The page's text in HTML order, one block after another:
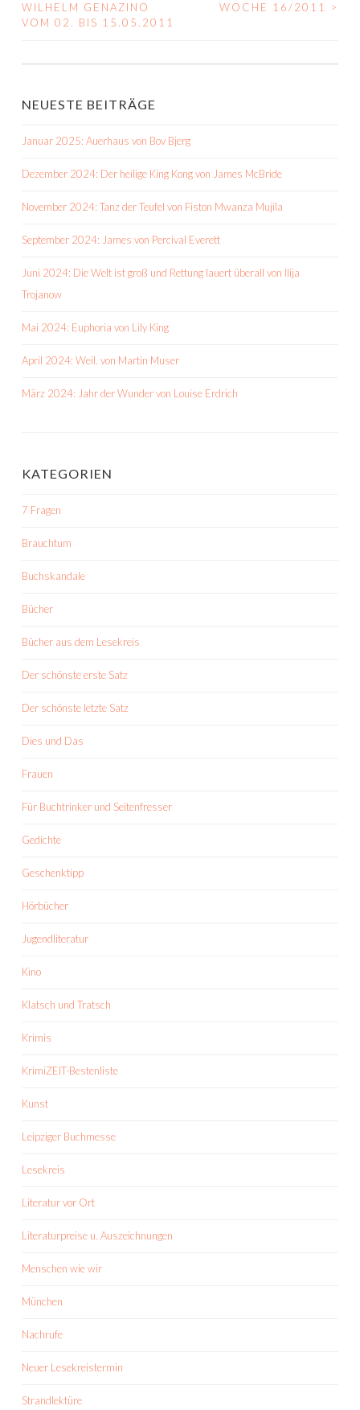
NAVIGATION
WILHELM GENAZINO
VOM 02. BIS 15.05.2011
WOCHE 16/2011
>
NEUESTE BEITRÄGE
Januar 2025: Auerhaus von Bov Bjerg
Dezember 2024: Der heilige King Kong von James McBride
November 2024: Tanz der Teufel von Fiston Mwanza Mujila
September 2024: James von Percival Everett
Juni 2024: Die Welt ist groß und Rettung lauert überall von Ilija
Trojanow
Mai 2024: Euphoria von Lily King
April 2024: Weil. von Martin Muser
März 2024: Jahr der Wunder von Louise Erdrich
KATEGORIEN
7 Fragen
Brauchtum
Buchskandale
Bücher
Bücher aus dem Lesekreis
Der schönste erste Satz
Der schönste letzte Satz
Dies und Das
Frauen
Für Buchtrinker und Seitenfresser
Gedichte
Geschenktipp
Hörbücher
Jugendliteratur
Kino
Klatsch und Tratsch
Krimis
KrimiZEIT-Bestenliste
Kunst
Leipziger Buchmesse
Lesekreis
Literatur vor Ort
Literaturpreise u. Auszeichnungen
Menschen wie wir
München
Nachrufe
Neuer Lesekreistermin
Strandlektüre